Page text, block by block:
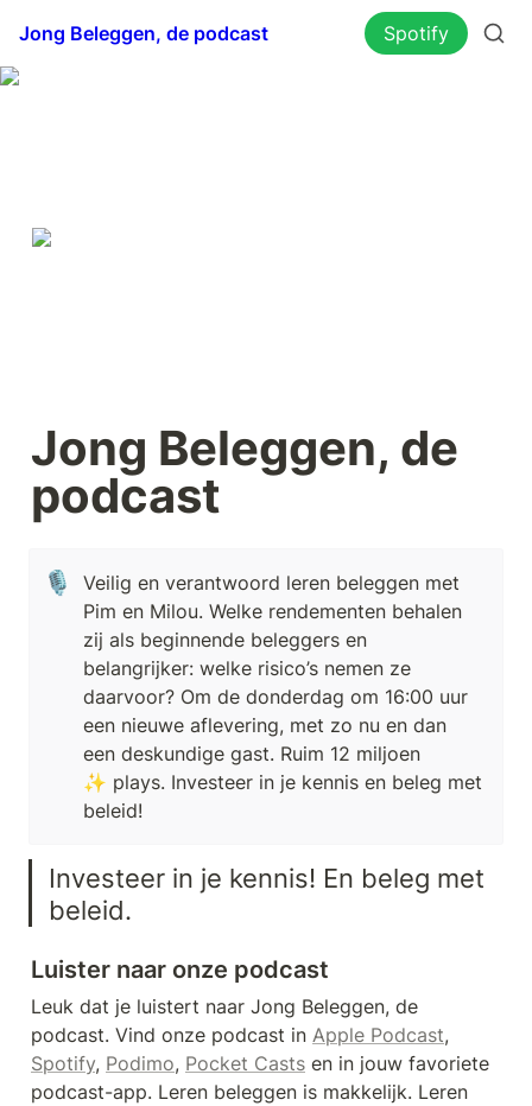
Jong Beleggen, de podcast Spotify
Jong Beleggen, de
podcast
🎙️
Veilig en verantwoord leren beleggen met
Pim en Milou. Welke rendementen behalen
zij als beginnende beleggers en
belangrijker: welke risico’s nemen ze
daarvoor? Om de donderdag om 16:00 uur
een nieuwe aflevering, met zo nu en dan
een deskundige gast. Ruim 12 miljoen
✨ plays. Investeer in je kennis en beleg met
beleid!
Investeer in je kennis! En beleg met
beleid.
Luister naar onze podcast
Leuk dat je luistert naar Jong Beleggen, de
podcast. Vind onze podcast in Apple Podcast
Spotify, Podimo, Pocket Casts en in jouw favoriete
podcast-app. Leren beleggen is makkelijk. Leren